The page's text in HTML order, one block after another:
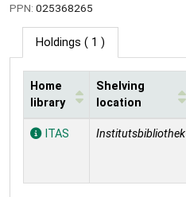
PPN: 025368265
Holdings ( 1 )
Holdings
Home
library
Shelving
location
ITAS Institutsbibliothek